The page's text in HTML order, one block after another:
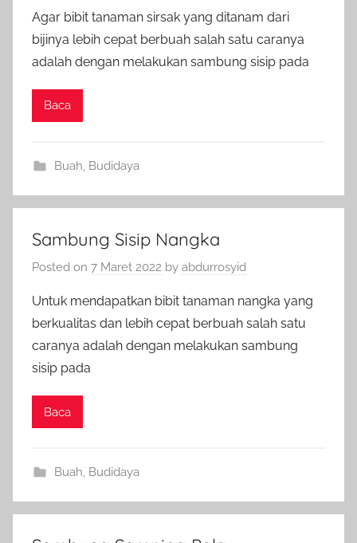
Agar bibit tanaman sirsak yang ditanam dari
bijinya lebih cepat berbuah salah satu caranya
adalah dengan melakukan sambung sisip pada
Baca
Buah Budidaya
Sambung Sisip Nangka
Posted on 7 Maret 2022 by abdurrosyid
Untuk mendapatkan bibit tanaman nangka yang
berkualitas dan lebih cepat berbuah salah satu
caranya adalah dengan melakukan sambung
sisip pada
Baca
Buah, Budidaya